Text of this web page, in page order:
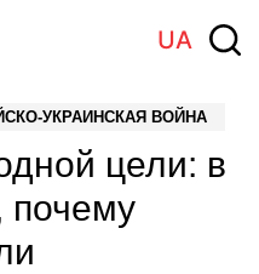
UA
УКРАИНСКАЯ ВОЙНА
цели: в
почему